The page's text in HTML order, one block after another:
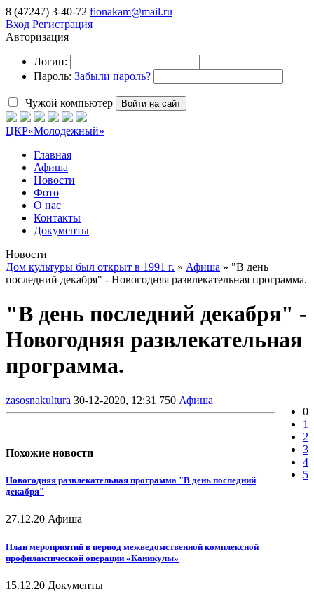
8 (47247) 3-40-72 fionakam@mail.ru
Вход Регистрация
Авторизация
Логин:
Пароль: Забыли пароль?
Чужой компьютер Войти на сайт
ЦКР«Молодежный»
Главная
Афиша
Новости
Фото
О нас
Контакты
Документы
Новости
Дом культуры был открыт в 1991 г. » Афиша » "В день
последний декабря" - Новогодняя развлекательная программа.
"В день последний декабря" -
Новогодняя развлекательная
программа.
zasosnakultura 30-12-2020, 12:31 750 Афиша
0
1
2
3
4
5
Похожие новости
Новогодняя развлекательная программа "В день последний
декабря"
27.12.20 Афиша
План мероприятий в период межведомственной комплексной
профилактической операции «Каникулы»
15.12.20 Документы